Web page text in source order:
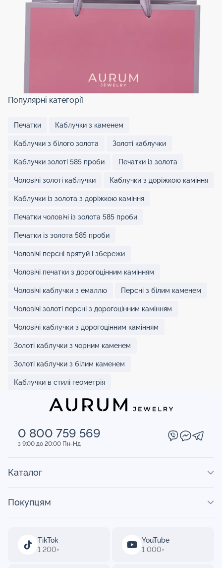
Популярні категорії
Печатки Каблучки з каменем
Каблучки з білого золота Золоті каблучки
Каблучки золоті 585 проби Печатки із золота
Чоловічі золоті каблучки Каблучки з доріжкою каміння
Каблучки із золота з доріжкою каміння
Печатки чоловічі із золота 585 проби
Печатки із золота 585 проби
Чоловічі персні врятуй і збережи
Чоловічі печатки з дорогоцінним камінням
Чоловічі каблучки з емаллю Персні з білим каменем
Чоловічі золоті персні з дорогоцінним камінням
Чоловічі каблучки з дорогоцінним камінням
Золоті каблучки з чорним каменем
Золоті каблучки з білим каменем
Каблучки в стилі геометрія
0 800 759 569
з 9:00 до 20:00 Пн-Нд
TikTok
1 200+
YouTube
1 000+
Каталог
Покупцям